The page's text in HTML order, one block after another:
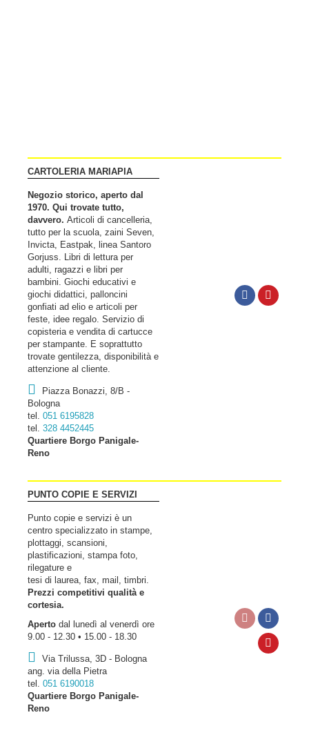
CARTOLERIA MARIAPIA
Negozio storico, aperto dal
1970. Qui trovate tutto,
davvero. Articoli di cancelleria,
tutto per la scuola, zaini Seven,
Invicta, Eastpak, linea Santoro
Gorjuss. Libri di lettura per
adulti, ragazzi e libri per
bambini. Giochi educativi e
giochi didattici, palloncini
gonfiati ad elio e articoli per
feste, idee regalo. Servizio di
copisteria e vendita di cartucce
per stampante. E soprattutto
trovate gentilezza, disponibilità e
attenzione al cliente.
Piazza Bonazzi, 8/B -
Bologna
tel. 051 6195828
tel. 328 4452445
Quartiere Borgo Panigale-
Reno
PUNTO COPIE E SERVIZI
Punto copie e servizi è un
centro specializzato in stampe,
plottaggi, scansioni,
plastificazioni, stampa foto,
rilegature e
tesi di laurea, fax, mail, timbri.
Prezzi competitivi qualità e
cortesia.
Aperto dal lunedì al venerdì ore
9.00 - 12.30 • 15.00 - 18.30
Via Trilussa, 3D - Bologna
ang. via della Pietra
tel. 051 6190018
Quartiere Borgo Panigale-
Reno